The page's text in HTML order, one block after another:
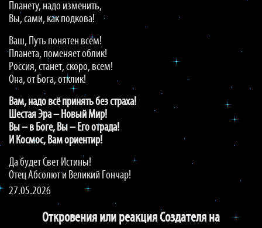
Планету, надо изменить,
Вы, сами, как подкова!
Ваш, Путь понятен всем!
Планета, поменяет облик!
Россия, станет, скоро, всем!
Она, от Бога, отклик!
Вам, надо всё принять без страха!
Шестая Эра – Новый Мир!
Вы – в Боге, Вы – Его отрада!
И Космос, Вам ориентир!
Да будет Свет Истины!
Отец Абсолют и Великий Гончар!
27.05.2026
Откровения или реакция Создателя на